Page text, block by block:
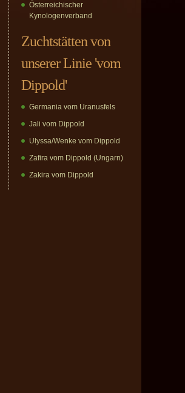
Österreichischer
Kynologenverband
Zuchtstätten von
unserer Linie 'vom
Dippold'
Germania vom Uranusfels
Jali vom Dippold
Ulyssa/Wenke vom Dippold
Zafira vom Dippold (Ungarn)
Zakira vom Dippold